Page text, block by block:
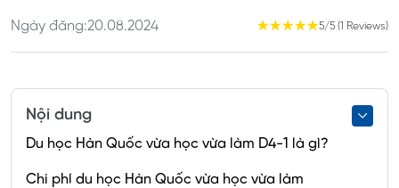
Ngày đăng:20.08.2024 ☆
☆
☆
☆
☆ 5/5 (1 Reviews)
Nội dung
Du học Hàn Quốc vừa học vừa làm D4-1 là gì?
Chi phí du học Hàn Quốc vừa học vừa làm